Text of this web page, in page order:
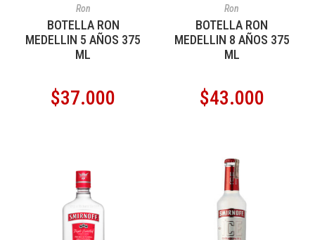
Ron
BOTELLA RON
MEDELLIN 5 AÑOS 375
ML
$37.000
Ron
BOTELLA RON
MEDELLIN 8 AÑOS 375
ML
$43.000